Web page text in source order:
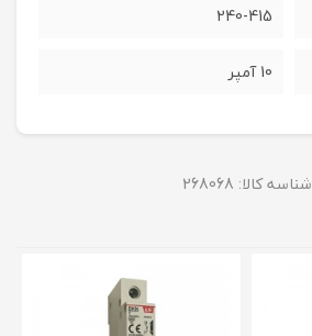
240-415
10 آمپر
شناسه کالا: 268068